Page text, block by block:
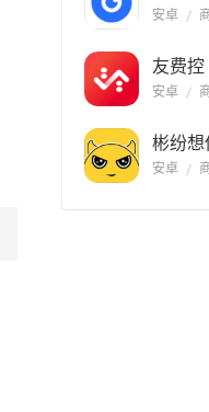
安卓
友费控
安卓
彬纷想
安卓